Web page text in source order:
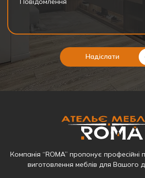
Надіслати
Компанія “ROMA” пропонує професійні
виготовлення меблів для Вашого